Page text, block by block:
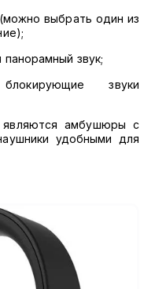
выбрать один из
звук;
звуки
амбушюры с
удобными для